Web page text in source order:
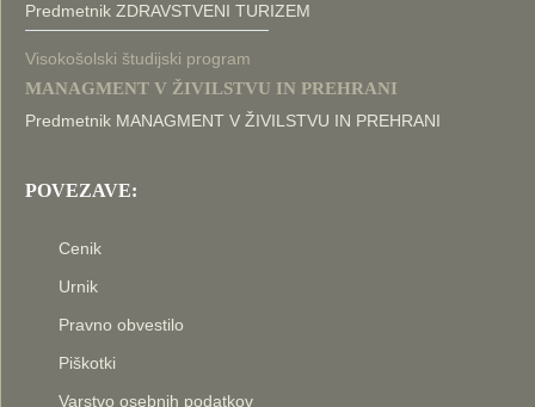
Predmetnik ZDRAVSTVENI TURIZEM
Visokošolski študijski program
MANAGMENT V ŽIVILSTVU IN PREHRANI
Predmetnik MANAGMENT V ŽIVILSTVU IN PREHRANI
POVEZAVE:
Cenik
Urnik
Pravno obvestilo
Piškotki
Varstvo osebnih podatkov